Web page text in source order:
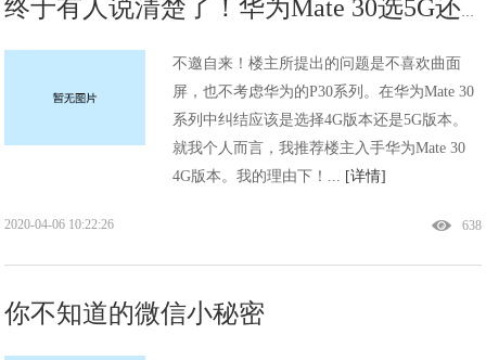
终于有人说清楚了！华为Mate 30选5G还是4G好？
不邀自来！楼主所提出的问题是不喜欢曲面
屏，也不考虑华为的P30系列。在华为Mate 30
系列中纠结应该是选择4G版本还是5G版本。
就我个人而言，我推荐楼主入手华为Mate 30
4G版本。我的理由下！... [详情]
638
2020-04-06 10:22:26
你不知道的微信小秘密